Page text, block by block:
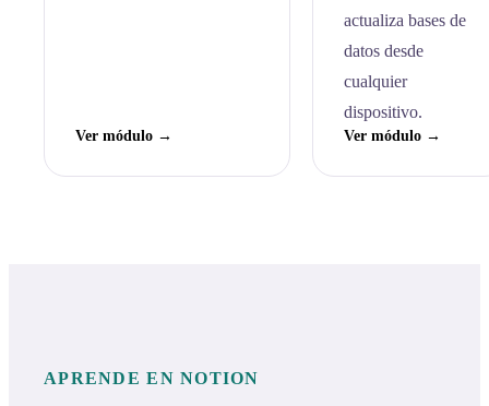
Ver módulo →
actualiza bases de
datos desde
cualquier
dispositivo.
Ver módulo →
APRENDE EN NOTION